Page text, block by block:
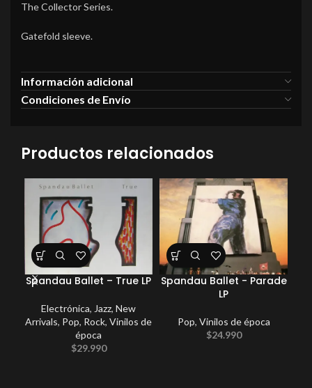
The Collector Series.
Gatefold sleeve.
Información adicional
Condiciones de Envío
Productos relacionados
Spandau Ballet – True LP
Electrónica, Jazz, New
Arrivals, Pop, Rock, Vinilos de
época
$29.990
Spandau Ballet ‎- Parade
LP
Pop, Vinilos de época
$24.990